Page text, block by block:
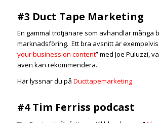
#3 Duct Tape Marketing
En gammal trotjänare som avhandlar många
marknadsföring. Ett bra avsnitt är exempelvis
your business on content” med Joe Puluzzi,
även kan rekommendera.
Här lyssnar du på Ducttapemarketing
#4 Tim Ferriss podcast